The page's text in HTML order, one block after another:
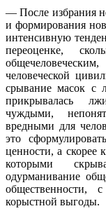
— После избрания
и формирования
интенсивную
переоценке,
человеческой
срывание масок с
прикрывалась
чуждыми,
вредными для
это
ценности, а скорее
которыми
одурманивание
общественности,
корыстной выгоды.